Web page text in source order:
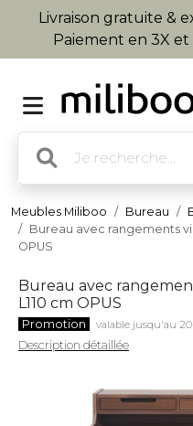
Livraison gratuite &
Paiement en 3X et
Meubles Miliboo Bureau
Bureau avec rangements
OPUS
Bureau avec
L110 cm OPUS
Promotion valable jusqu'au
Description détaillée